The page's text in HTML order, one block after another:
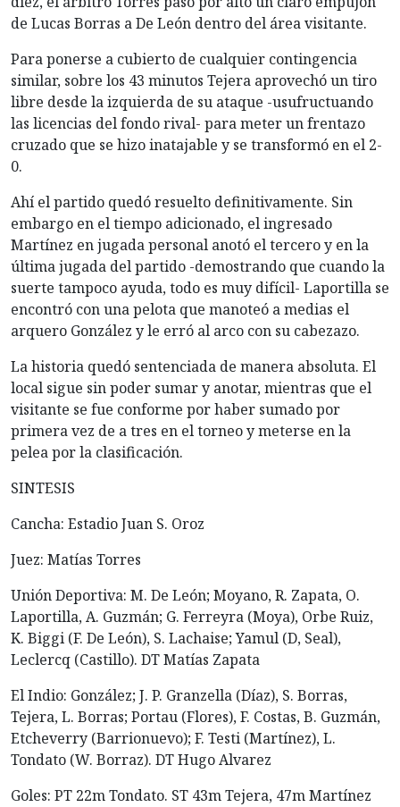
de Lucas Borras a De León dentro del área visitante.
Para ponerse a cubierto de cualquier contingencia
similar, sobre los 43 minutos Tejera aprovechó un tiro
libre desde la izquierda de su ataque -usufructuando
las licencias del fondo rival- para meter un frentazo
cruzado que se hizo inatajable y se transformó en el 2-
0.
Ahí el partido quedó resuelto definitivamente. Sin
embargo en el tiempo adicionado, el ingresado
Martínez en jugada personal anotó el tercero y en la
última jugada del partido -demostrando que cuando la
suerte tampoco ayuda, todo es muy difícil- Laportilla se
encontró con una pelota que manoteó a medias el
arquero González y le erró al arco con su cabezazo.
La historia quedó sentenciada de manera absoluta. El
local sigue sin poder sumar y anotar, mientras que el
visitante se fue conforme por haber sumado por
primera vez de a tres en el torneo y meterse en la
pelea por la clasificación.
SINTESIS
Cancha: Estadio Juan S. Oroz
Juez: Matías Torres
Unión Deportiva: M. De León; Moyano, R. Zapata, O.
Laportilla, A. Guzmán; G. Ferreyra (Moya), Orbe Ruiz,
K. Biggi (F. De León), S. Lachaise; Yamul (D, Seal),
Leclercq (Castillo). DT Matías Zapata
El Indio: González; J. P. Granzella (Díaz), S. Borras,
Tejera, L. Borras; Portau (Flores), F. Costas, B. Guzmán,
Etcheverry (Barrionuevo); F. Testi (Martínez), L.
Tondato (W. Borraz). DT Hugo Alvarez
Goles: PT 22m Tondato. ST 43m Tejera, 47m Martínez